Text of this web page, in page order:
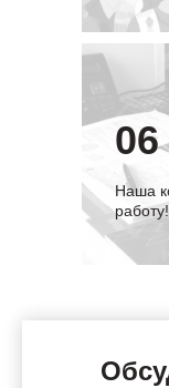
06
Наша
работу!